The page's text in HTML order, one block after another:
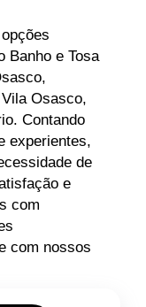
Banho e Tosa
Osasco,
Contando
experientes,
de
e
com
com nossos